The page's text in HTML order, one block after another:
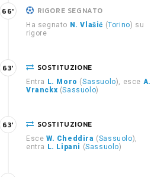
RIGORE SEGNATO
Ha segnato N. Vlašić (Torino) su
rigore
66'
SOSTITUZIONE
Entra L. Moro (Sassuolo), esce A.
Vranckx (Sassuolo)
63'
SOSTITUZIONE
Esce W. Cheddira (Sassuolo),
entra
L. Lipani (Sassuolo)
63'